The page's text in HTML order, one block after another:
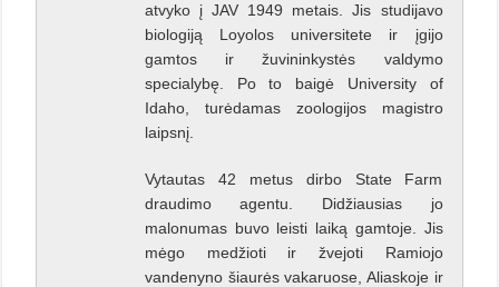
atvyko į JAV 1949 metais. Jis studijavo
biologiją Loyolos universitete ir įgijo
gamtos ir žuvininkystės valdymo
specialybę. Po to baigė University of
Idaho, turėdamas zoologijos magistro
laipsnį.
Vytautas 42 metus dirbo State Farm
draudimo agentu. Didžiausias jo
malonumas buvo leisti laiką gamtoje. Jis
mėgo medžioti ir žvejoti Ramiojo
vandenyno šiaurės vakaruose, Aliaskoje ir